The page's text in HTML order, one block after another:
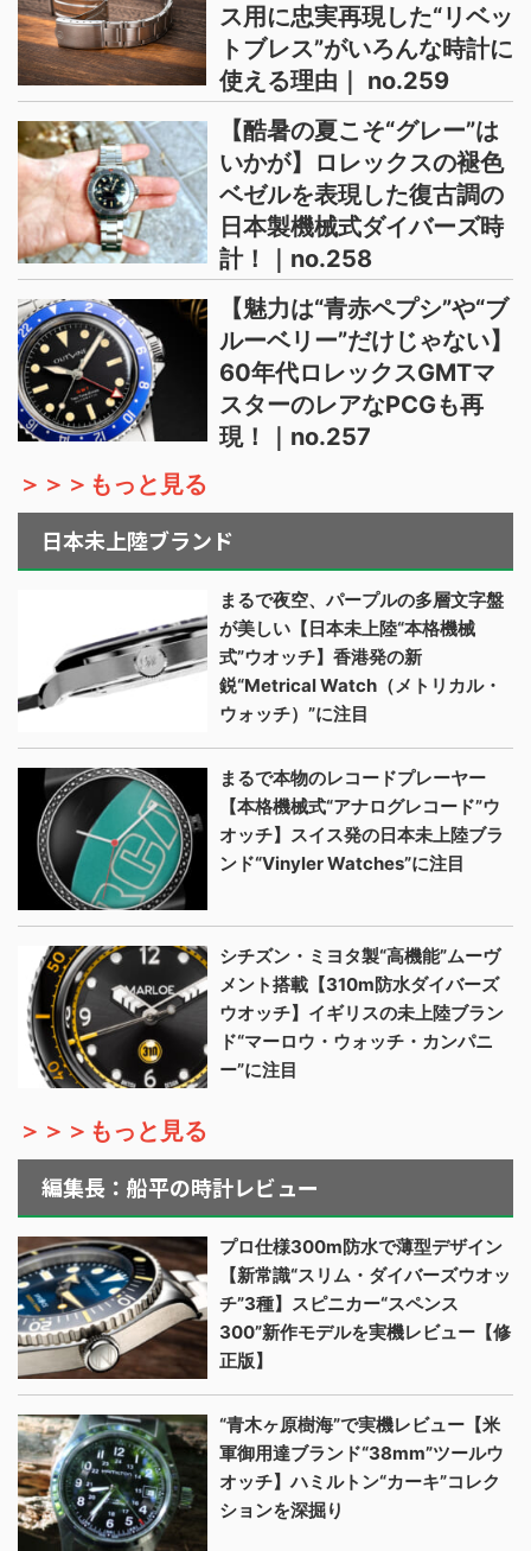
ス用に忠実再現した“リベッ
トブレス”がいろんな時計に
使える理由｜ no.259
【酷暑の夏こそ“グレー”は
いかが】ロレックスの褪色
ベゼルを表現した復古調の
日本製機械式ダイバーズ時
計！｜no.258
【魅力は“青赤ペプシ”や“ブ
ルーベリー”だけじゃない】
60年代ロレックスGMTマ
スターのレアなPCGも再
現！｜no.257
＞＞＞もっと見る
日本未上陸ブランド
まるで夜空、パープルの多層文字盤
が美しい【日本未上陸“本格機械
式”ウオッチ】香港発の新
鋭“Metrical Watch（メトリカル・
ウォッチ）”に注目
まるで本物のレコードプレーヤー
【本格機械式“アナログレコード”ウ
オッチ】スイス発の日本未上陸ブラ
ンド“Vinyler Watches”に注目
シチズン・ミヨタ製“高機能”ムーヴ
メント搭載【310m防水ダイバーズ
ウオッチ】イギリスの未上陸ブラン
ド“マーロウ・ウォッチ・カンパニ
ー”に注目
＞＞＞もっと見る
編集長：船平の時計レビュー
プロ仕様300m防水で薄型デザイン
【新常識“スリム・ダイバーズウオッ
チ”3種】スピニカー“スペンス
300”新作モデルを実機レビュー【修
正版】
“青木ヶ原樹海”で実機レビュー【米
軍御用達ブランド“38mm”ツールウ
オッチ】ハミルトン“カーキ”コレク
ションを深掘り